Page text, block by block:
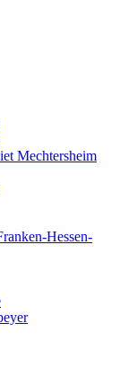
Mechtersheim
Hessen-